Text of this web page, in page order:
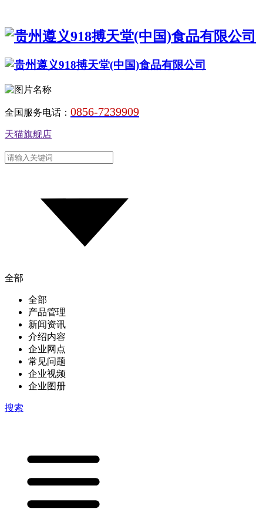
全国服务电话： 0856-7239909
天猫旗舰店
全部
全部
产品管理
新闻资讯
介绍内容
企业网点
常见问题
企业视频
企业图册
搜索